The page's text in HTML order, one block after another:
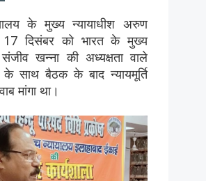
के मुख्य न्यायाधीश अरुण
17 दिसंबर को भारत के मुख्य
संजीव खन्ना की अध्यक्षता वाले
साथ बैठक के बाद न्यायमूर्ति
मांगा था।